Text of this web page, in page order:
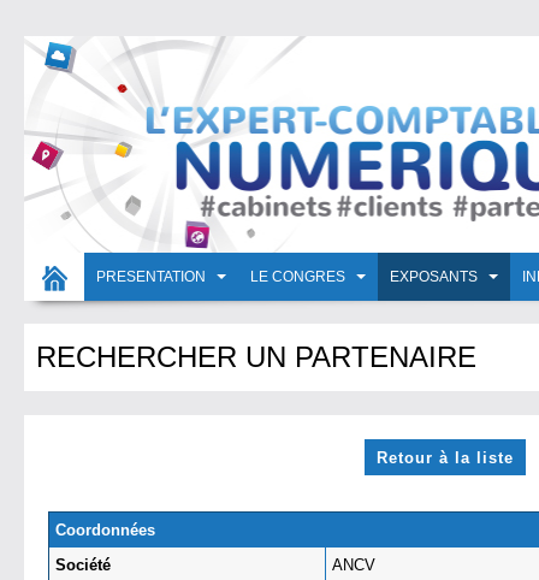
PRESENTATION LE CONGRES EXPOSANTS
RECHERCHER UN PARTENAIRE
Retour à la liste
Coordonnées
Société
ANCV